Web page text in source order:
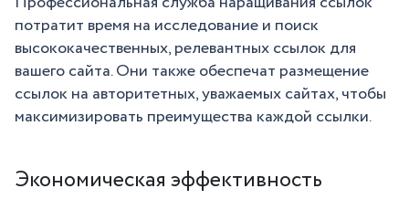
потратит время на исследование и поиск
высококачественных, релевантных ссылок для
вашего сайта. Они также обеспечат размещение
ссылок на авторитетных, уважаемых сайтах, чтобы
максимизировать преимущества каждой ссылки.
Экономическая эффективность